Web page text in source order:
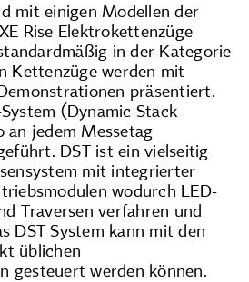
mit einigen Modellen der
Rise Elektrokettenzüge
in der Kategorie
Kettenzüge werden mit
präsentiert.
(Dynamic Stack
an jedem Messetag
DST ist ein vielseitig
mit integrierter
wodurch LED-
Traversen verfahren und
DST System kann mit den
üblichen
gesteuert werden können.